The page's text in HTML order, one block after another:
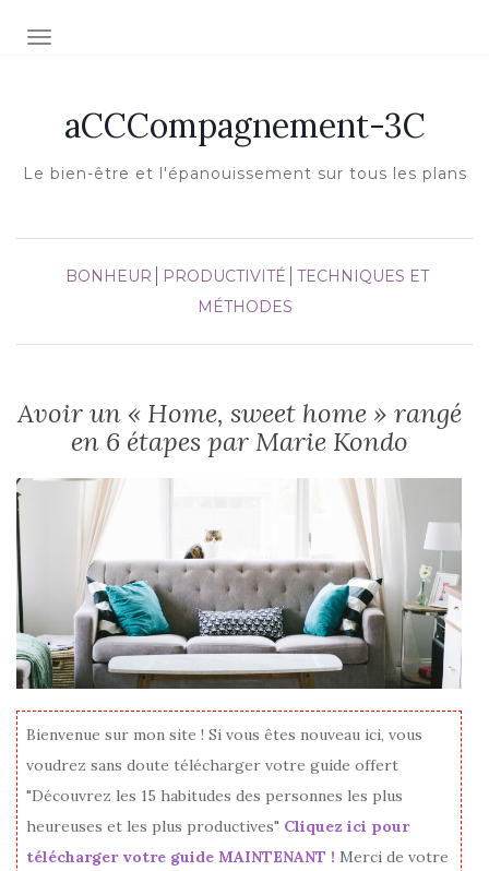
Afficher/masquer la navigation
aCCCompagnement-3C
Le bien-être et l'épanouissement sur tous les plans
BONHEUR PRODUCTIVITÉ
TECHNIQUES ET
MÉTHODES
Avoir un « Home, sweet home » rangé
en 6 étapes par Marie Kondo
Bienvenue sur mon site ! Si vous êtes nouveau ici, vous
voudrez sans doute télécharger votre guide offert
"Découvrez les 15 habitudes des personnes les plus
heureuses et les plus productives" Cliquez ici pour
télécharger votre guide MAINTENANT ! Merci de votre